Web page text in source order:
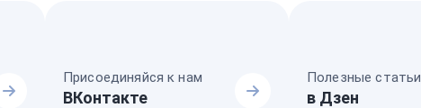
Присоединяйся к нам
ВКонтакте
Полезные статьи
в Дзен